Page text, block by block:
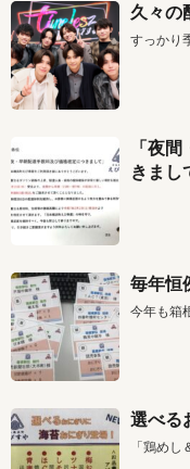
久々の
すっかり
「夜
きまし
毎年恒
今年も箱
選べる
「鶏め